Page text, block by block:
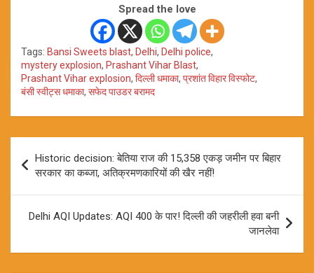
Spread the love
Tags: Bansi Sweets blast, Delhi, Delhi police,
mystery explosion, Prashant Vihar Blast,
Prashant Vihar explosion, दिल्ली धमाका, प्रशांत विहार विस्फोट,
बंसी स्वीट्स धमाका, सफेद पाउडर बरामद
navigation
Historic decision: बेतिया राज की 15,358 एकड़ जमीन पर बिहार
सरकार का कब्जा, अतिक्रमणकारियों की खैर नहीं!
Delhi AQI Updates: AQI 400 के पार! दिल्ली की जहरीली हवा बनी
जानलेवा